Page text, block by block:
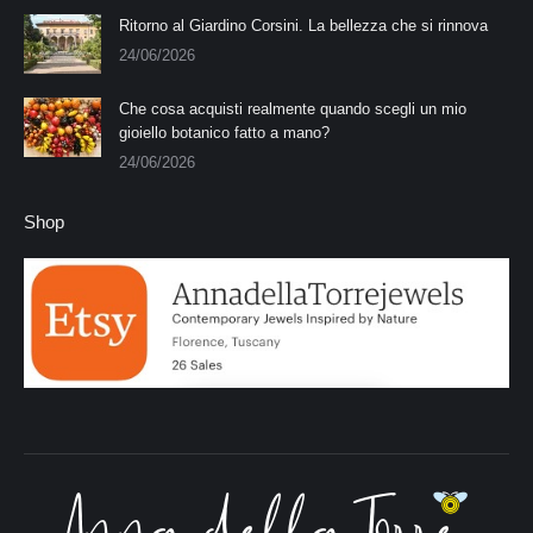
Ritorno al Giardino Corsini. La bellezza che si rinnova
24/06/2026
Che cosa acquisti realmente quando scegli un mio
gioiello botanico fatto a mano?
24/06/2026
Shop